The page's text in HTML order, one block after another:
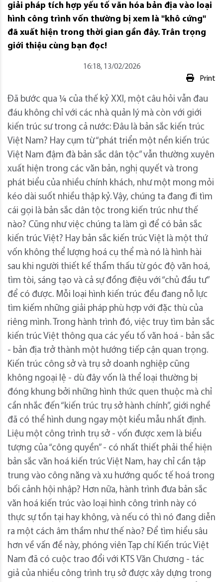
giải pháp tích hợp yếu tố văn hóa bản địa vào loại
hình công trình vốn thường bị xem là "khô cứng"
đã xuất hiện trong thời gian gần đây. Trân trọng
giới thiệu cùng bạn đọc!
16:18, 13/02/2026
Print
Đã bước qua ¼ của thế kỷ XXI, một câu hỏi vẫn đau
đáu không chỉ với các nhà quản lý mà còn với giới
kiến trúc sư trong cả nước: Đâu là bản sắc kiến trúc
Việt Nam? Hay cụm từ “phát triển một nền kiến trúc
Việt Nam đậm đà bản sắc dân tộc” vẫn thường xuyên
xuất hiện trong các văn bản, nghị quyết và trong
phát biểu của nhiều chính khách, như một mong mỏi
kéo dài suốt nhiều thập kỷ. Vậy, chúng ta đang đi tìm
cái gọi là bản sắc dân tộc trong kiến trúc như thế
nào? Cũng như việc chúng ta làm gì để có bản sắc
kiến trúc Việt? Hay bản sắc kiến trúc Việt là một thứ
vốn không thể lượng hoá cụ thể mà nó là hình hài
sau khi người thiết kế thẩm thấu từ góc độ văn hoá,
tìm tòi, sáng tạo và cả sự đồng điệu với “chủ đầu tư”
để có được. Mỗi loại hình kiến trúc đều đang nỗ lực
tìm kiếm những giải pháp phù hợp với đặc thù của
riêng mình. Trong hành trình đó, việc truy tìm bản sắc
kiến trúc Việt thông qua các yếu tố văn hoá - bản sắc
- bản địa trở thành một hướng tiếp cận quan trọng.
Kiến trúc công sở và trụ sở doanh nghiệp cũng
không ngoại lệ - dù đây vốn là thể loại thường bị
đóng khung bởi những hình thức quen thuộc mà chỉ
cần nhắc đến “kiến trúc trụ sở hành chính”, giới nghề
đã có thể hình dung ngay một kiểu mẫu nhất định.
Liệu một công trình trụ sở - vốn được xem là biểu
tượng của “công quyền” - có nhất thiết phải thể hiện
bản sắc văn hoá kiến trúc Việt Nam, hay chỉ cần tập
trung vào công năng và xu hướng quốc tế hoá trong
bối cảnh hội nhập? Hơn nữa, hành trình đưa bản sắc
văn hoá kiến trúc vào loại hình công trình này có
thực sự tồn tại hay không, và nếu có thì nó đang diễn
ra một cách âm thầm như thế nào? Để tìm hiểu sâu
hơn về vấn đề này, phóng viên Tạp chí Kiến trúc Việt
Nam đã có cuộc trao đổi với KTS Văn Chương - tác
giả của nhiều công trình trụ sở được xây dựng trong